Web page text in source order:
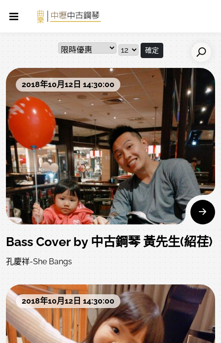
確定
2018年10月12日 14:30:00
Bass Cover by 中古鋼琴 黃先生(紹荏)
孔慶祥-She Bangs
2018年10月12日 14:30:00